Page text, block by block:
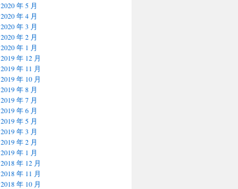
2020 年 5 月
2020 年 4 月
2020 年 3 月
2020 年 2 月
2020 年 1 月
2019 年 12 月
2019 年 11 月
2019 年 10 月
2019 年 8 月
2019 年 7 月
2019 年 6 月
2019 年 5 月
2019 年 3 月
2019 年 2 月
2019 年 1 月
2018 年 12 月
2018 年 11 月
2018 年 10 月